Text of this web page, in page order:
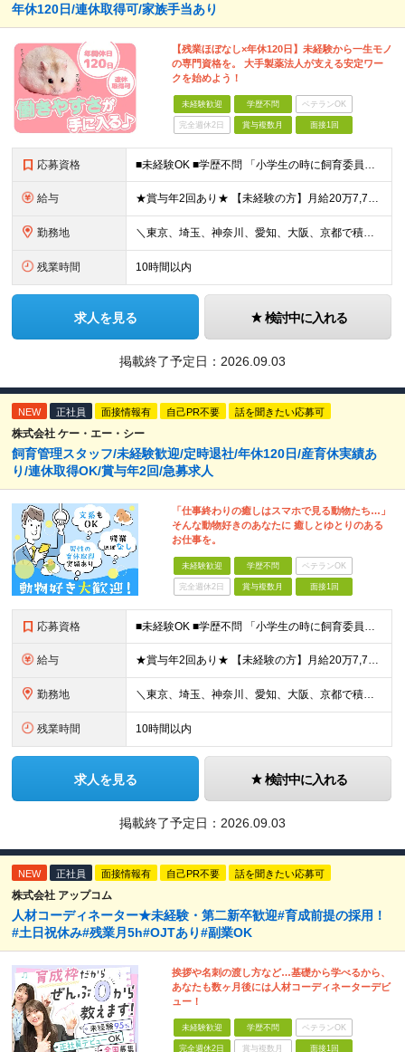
年休120日/連休取得可/家族手当あり
【残業ほぼなし×年休120日】未経験から一生モノ
の専門資格を。 大手製薬法人が支える安定ワー
クを始めよう！
未経験歓迎 学歴不問 ベテランOK
完全週休2日 賞与複数月 面接1回
応募資格 ■未経験OK ■学歴不問 「小学生の時に飼育委員だった！」 なんて方もお待ちしております♪ ※ご自宅でのペット飼育について※ ご自宅でげっ歯類・ウサギのペット飼育を禁止しております。当社業務では清
給与 ★賞与年2回あり★ 【未経験の方】月給20万7,750円～＋賞与年2回＋残業代全額支給＋交通費支給 【生物系大卒の方】月給21万3,750円～＋賞与年2回＋残業代全額支給＋交通費支給 ★手当が充実
勤務地 ＼東京、埼玉、神奈川、愛知、大阪、京都で積極採用中！／ ・東京都：品川区 ・埼玉県：和光市 ・神奈川県：横浜市戸塚区、藤沢市 ・茨城県：つくば市 Lマイカー通勤OK！ ・愛知県：犬山市
残業時間 10時間以内
求人を見る 検討中に入れる
掲載終了予定日： 2026.09.03
NEW 正社員 面接情報有 自己PR不要 話を聞きたい応募可
株式会社 ケー・エー・シー
飼育管理スタッフ/未経験歓迎/定時退社/年休120日/産育休実績あ
り/連休取得OK/賞与年2回/急募求人
「仕事終わりの癒しはスマホで見る動物たち…」
そんな動物好きのあなたに 癒しとゆとりのある
お仕事を。
未経験歓迎 学歴不問 ベテランOK
完全週休2日 賞与複数月 面接1回
応募資格 ■未経験OK ■学歴不問 「小学生の時に飼育委員だった！」 なんて方もお待ちしております♪ ※ご自宅でのペット飼育について※ ご自宅でげっ歯類・ウサギのペット飼育を禁止しております。当社業務では清
給与 ★賞与年2回あり★ 【未経験の方】月給20万7,750円～＋賞与年2回＋残業代全額支給＋交通費支給 【生物系大卒の方】月給21万3,750円～＋賞与年2回＋残業代全額支給＋交通費支給 ★手当が充実
勤務地 ＼東京、埼玉、神奈川、愛知、大阪、京都で積極採用中！／ ・東京都：品川区 ・埼玉県：和光市 ・神奈川県：横浜市戸塚区、藤沢市 ・茨城県：つくば市 Lマイカー通勤OK！ ・愛知県：犬山市
残業時間 10時間以内
求人を見る 検討中に入れる
掲載終了予定日： 2026.09.03
NEW 正社員 面接情報有 自己PR不要 話を聞きたい応募可
株式会社 アップコム
人材コーディネーター★未経験・第二新卒歓迎#育成前提の採用！
#土日祝休み#残業月5h#OJTあり#副業OK
挨拶や名刺の渡し方など…基礎から学べるから、
あなたも数ヶ月後には人材コーディネーターデビ
ュー！
未経験歓迎 学歴不問 ベテランOK
完全週休2日 賞与複数月 面接1回